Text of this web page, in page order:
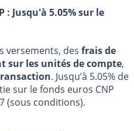
: Jusqu'à 5.05% sur le
versements, des frais de
sur les unités de compte,
. Jusqu’à 5.05% de
sur le fonds euros CNP
(sous conditions).